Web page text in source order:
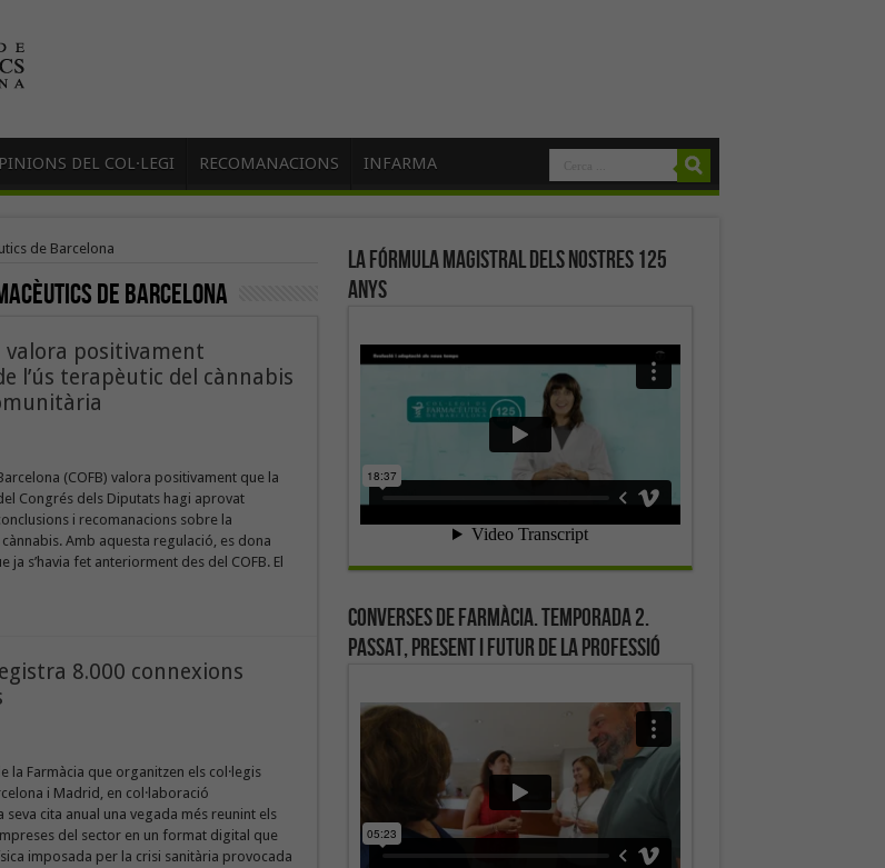
DEL COL·LEGI RECOMANACIONS INFARMA
de Barcelona
de Barcelona
valora positivament
l’ús terapèutic del cànnabis
(COFB) valora positivament que la
Congrés dels Diputats hagi aprovat
i recomanacions sobre la
Amb aquesta regulació, es dona
s’havia fet anteriorment des del COFB. El
8.000 connexions
la Farmàcia que organitzen els col·legis
i Madrid, en col·laboració
cita anual una vegada més reunint els
del sector en un format digital que
imposada per la crisi sanitària provocada
La fórmula magistral dels nostres 125
anys
Converses de farmàcia. Temporada 2.
Passat, present i futur de la professió